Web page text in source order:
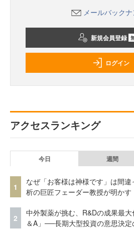
メールバック
新規会員登録
ログイン
アクセスランキング
今日 週間
1
なぜ「お客様は神様です」は間
析の巨匠フェーダー教授が明かす
2
中外製薬が挑む、R&Dの成果最
＆A」──長期大型投資の意思決定